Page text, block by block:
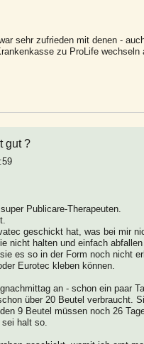
sehr zufrieden mit denen -
zu ProLife
gut ?
Publicare-Therapeuten.
geschickt hat, was bei mir
nicht halten und einfach
es so in der Form noch nicht
Eurotec kleben können.
an - schon ein paar
über 20 Beutel verbraucht.
9 Beutel müssen noch 26
halt so.